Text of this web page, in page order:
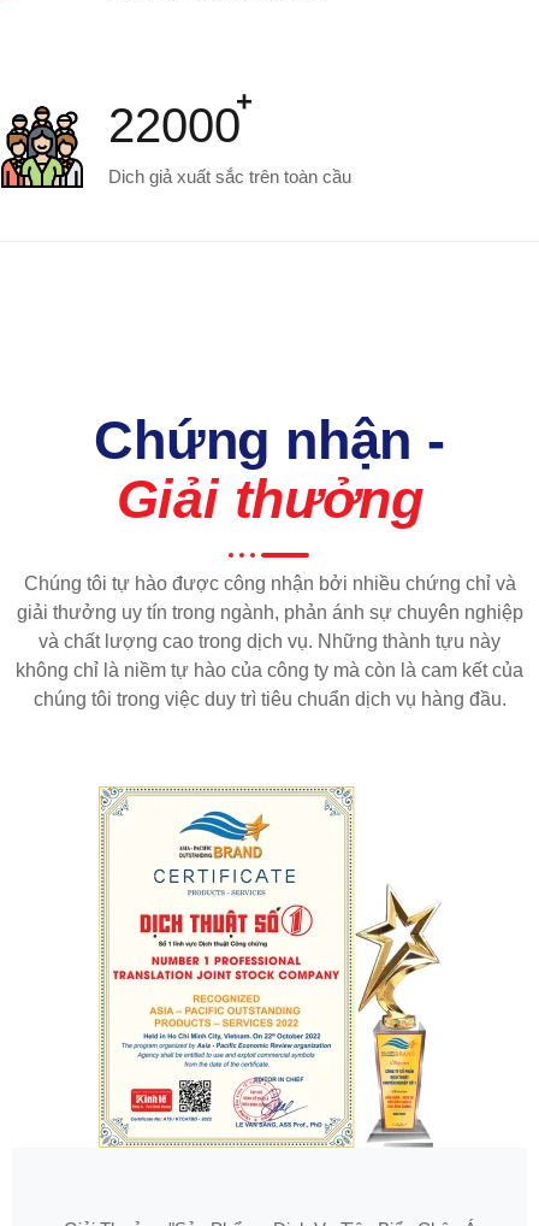
22000
Dich giả xuất sắc trên toàn cầu
Chứng nhận -
Giải thưởng
Chúng tôi tự hào được công nhận bởi nhiều chứng chỉ và
giải thưởng uy tín trong ngành, phản ánh sự chuyên nghiệp
và chất lượng cao trong dịch vụ. Những thành tựu này
không chỉ là niềm tự hào của công ty mà còn là cam kết của
chúng tôi trong việc duy trì tiêu chuẩn dịch vụ hàng đầu.